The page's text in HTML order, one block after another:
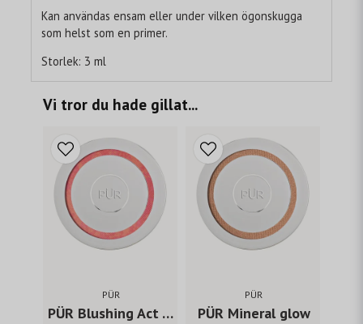
Vi tror du hade gillat...
PÜR
PÜR Blushing Act - Pretty in peach
PÜR
PÜR Mineral glow
Kan användas ensam eller under vilken ögonskugga
som helst som en primer.
Storlek: 3 ml